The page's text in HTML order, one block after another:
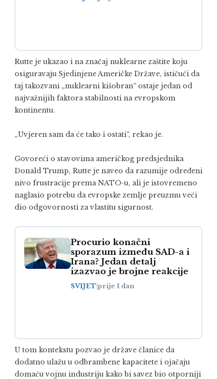
Rutte je ukazao i na značaj nuklearne zaštite koju
osiguravaju Sjedinjene Američke Države, ističući da
taj takozvani „nuklearni kišobran“ ostaje jedan od
najvažnijih faktora stabilnosti na evropskom
kontinentu.
„Uvjeren sam da će tako i ostati“, rekao je.
Govoreći o stavovima američkog predsjednika
Donald Trump, Rutte je naveo da razumije određeni
nivo frustracije prema NATO-u, ali je istovremeno
naglasio potrebu da evropske zemlje preuzmu veći
dio odgovornosti za vlastitu sigurnost.
Procurio konačni
sporazum između SAD-a i
Irana? Jedan detalj
izazvao je brojne reakcije
SVIJET prije 1 dan
U tom kontekstu pozvao je države članice da
dodatno ulažu u odbrambene kapacitete i ojačaju
domaću vojnu industriju kako bi savez bio otporniji